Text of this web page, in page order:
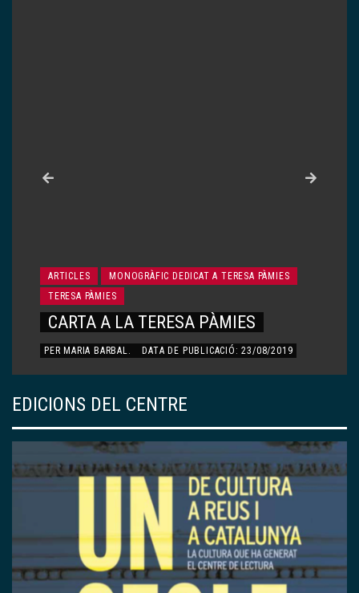
ARTICLES
MONOGRÀFIC DEDICAT A TERESA PÀMIES
TERESA PÀMIES
LA IAIA TERESA
23/08/2019
EDICIONS DEL CENTRE